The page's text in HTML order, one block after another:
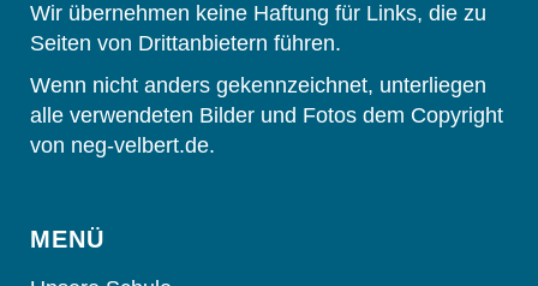
Wir übernehmen keine Haftung für Links, die zu
Seiten von Drittanbietern führen.
Wenn nicht anders gekennzeichnet, unterliegen
alle verwendeten Bilder und Fotos dem Copyright
von neg-velbert.de.
MENÜ